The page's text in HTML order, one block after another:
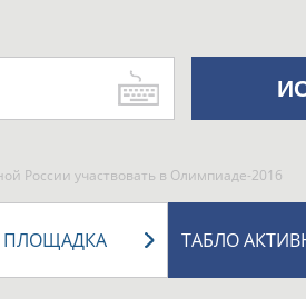
России участвовать в Олимпиаде-2016
ТАБЛО
ПЛОЩАДКА